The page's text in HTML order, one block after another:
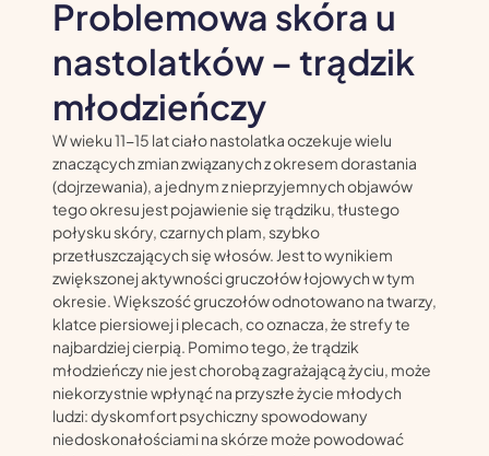
Problemowa skóra u
nastolatków – trądzik
młodzieńczy
W wieku 11-15 lat ciało nastolatka oczekuje wielu
znaczących zmian związanych z okresem dorastania
(dojrzewania), a jednym z nieprzyjemnych objawów
tego okresu jest pojawienie się trądziku, tłustego
połysku skóry, czarnych plam, szybko
przetłuszczających się włosów. Jest to wynikiem
zwiększonej aktywności gruczołów łojowych w tym
okresie. Większość gruczołów odnotowano na twarzy,
klatce piersiowej i plecach, co oznacza, że strefy te
najbardziej cierpią. Pomimo tego, że trądzik
młodzieńczy nie jest chorobą zagrażającą życiu, może
niekorzystnie wpłynąć na przyszłe życie młodych
ludzi: dyskomfort psychiczny spowodowany
niedoskonałościami na skórze może powodować